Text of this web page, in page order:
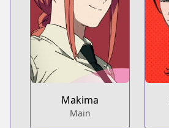
Makima
Main